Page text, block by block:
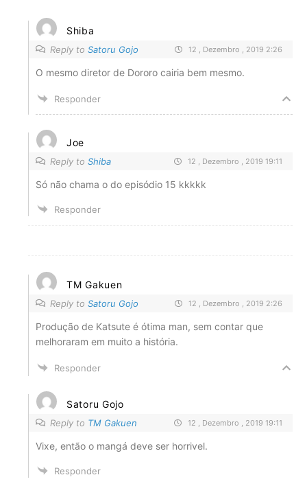
Shiba
Reply to Satoru Gojo 12 , Dezembro , 2019 2:26
O mesmo diretor de Dororo cairia bem mesmo.
Responder
Joe
Reply to Shiba 12 , Dezembro , 2019 19:11
Só não chama o do episódio 15 kkkkk
Responder
TM Gakuen
Reply to Satoru Gojo 12 , Dezembro , 2019 2:26
Produção de Katsute é ótima man, sem contar que
melhoraram em muito a história.
Responder
Satoru Gojo
Reply to TM Gakuen 12 , Dezembro , 2019 19:11
Vixe, então o mangá deve ser horrivel.
Responder